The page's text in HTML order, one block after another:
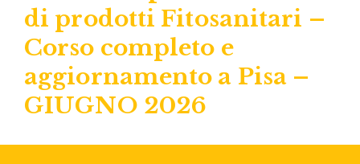
di prodotti Fitosanitari –
Corso completo e
aggiornamento a Pisa –
GIUGNO 2026